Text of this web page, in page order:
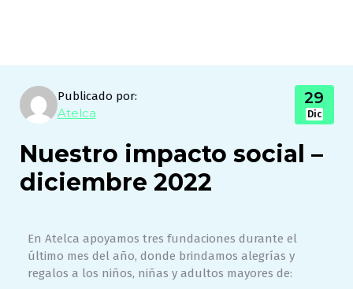
Publicado por:
Atelca
29
Dic
Nuestro impacto social –
diciembre 2022
En Atelca apoyamos tres fundaciones durante el
último mes del año, donde brindamos alegrías y
regalos a los niños, niñas y adultos mayores de: